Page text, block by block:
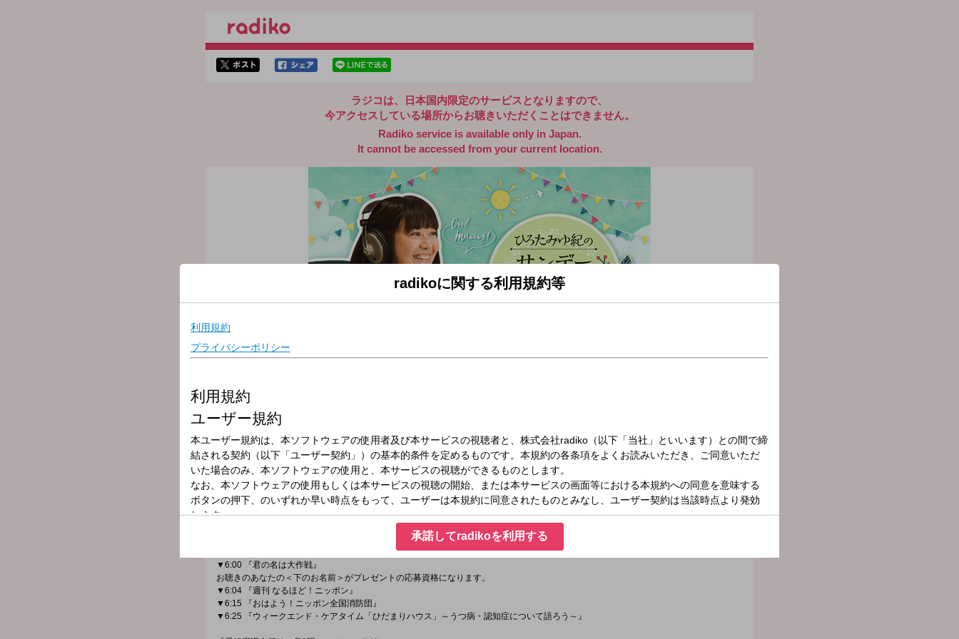
ラジコは、日本国内限定のサービスとなりますので、
今アクセスしている場所からお聴きいただくことはできません。
Radiko service is available only in Japan.
It cannot be accessed from your current location.
放送局
放送時間
2025年9月7日（日）06:13～06:15
番組名
ひろたみゆ紀のサンデー早起き有楽町 Part3
日曜の朝はひろたみゆ紀がお送りしていきます。
皆さんからは日曜日の「今日の予定」メッセージを募集しています。
▼5:16 『ひろたみゆ紀のサンデー早起キネマ』
最新の映画情報をお届け！映画観賞券のプレゼントもあります。
▼6:00 『君の名は大作戦』
お聴きのあなたの＜下のお名前＞がプレゼントの応募資格になります。
▼6:04 『週刊 なるほど！ニッポン』
▼6:15 『おはよう！ニッポン全国消防団』
▼6:25 『ウィークエンド・ケアタイム「ひだまりハウス」～うつ病・認知症について語ろう～』
radikoに関する利用規約等
承諾してradikoを利用する